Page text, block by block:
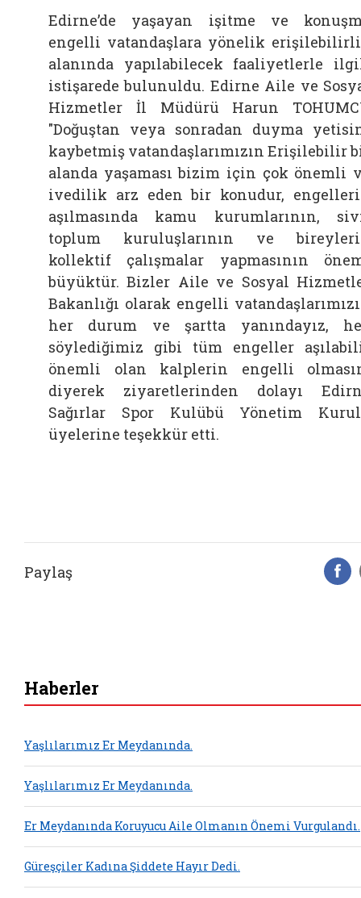
Edirne’de yaşayan işitme ve
engelli vatandaşlara yönelik
alanında yapılabilecek faaliyetlerle
istişarede bulunuldu. Edirne Aile ve
Hizmetler İl Müdürü Harun
"Doğuştan veya sonradan duyma
kaybetmiş vatandaşlarımızın Erişilebilir
alanda yaşaması bizim için çok önemli
ivedilik arz eden bir konudur,
aşılmasında kamu kurumlarının,
toplum kuruluşlarının ve
kollektif çalışmalar yapmasının
büyüktür. Bizler Aile ve Sosyal
Bakanlığı olarak engelli
her durum ve şartta yanındayız,
söylediğimiz gibi tüm engeller
önemli olan kalplerin engelli
diyerek ziyaretlerinden dolayı
Sağırlar Spor Kulübü Yönetim
üyelerine teşekkür etti.
Paylaş
Haberler
Yaşlılarımız Er Meydanında.
Yaşlılarımız Er Meydanında.
Er Meydanında Koruyucu Aile Olmanın Önemi Vurgulandı.
Güreşçiler Kadına Şiddete Hayır Dedi.